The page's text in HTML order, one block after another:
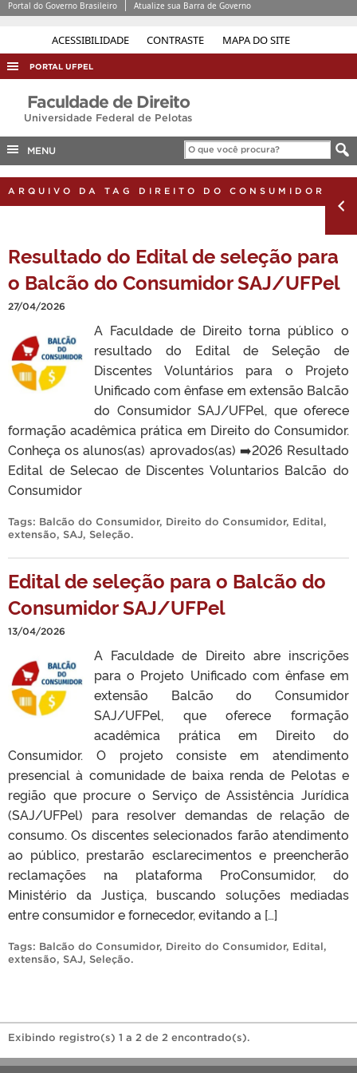
ACESSIBILIDADE CONTRASTE MAPA DO SITE
Portal do Governo Brasileiro Atualize sua Barra de Governo
PORTAL UFPEL
ACESSO À INFORMAÇÃO
AUDITORIA
COBALTO
OUVIDORIA
PORTARIAS
TELEFONES
Faculdade de Direito
Universidade Federal de Pelotas
MENU
ARQUIVO DA TAG DIREITO DO CONSUMIDOR
Resultado do Edital de seleção para
o Balcão do Consumidor SAJ/UFPel
27/04/2026
A Faculdade de Direito torna público o
resultado do Edital de Seleção de
Discentes Voluntários para o Projeto
Unificado com ênfase em extensão Balcão
do Consumidor SAJ/UFPel, que oferece
formação acadêmica prática em Direito do Consumidor.
Conheça os alunos(as) aprovados(as) ➡️2026 Resultado
Edital de Selecao de Discentes Voluntarios Balcão do
Consumidor
Tags: Balcão do Consumidor, Direito do Consumidor, Edital,
extensão, SAJ, Seleção.
Edital de seleção para o Balcão do
Consumidor SAJ/UFPel
13/04/2026
A Faculdade de Direito abre inscrições
para o Projeto Unificado com ênfase em
extensão Balcão do Consumidor
SAJ/UFPel, que oferece formação
acadêmica prática em Direito do
Consumidor. O projeto consiste em atendimento
presencial à comunidade de baixa renda de Pelotas e
região que procure o Serviço de Assistência Jurídica
(SAJ/UFPel) para resolver demandas de relação de
consumo. Os discentes selecionados farão atendimento
ao público, prestarão esclarecimentos e preencherão
reclamações na plataforma ProConsumidor, do
Ministério da Justiça, buscando soluções mediadas
entre consumidor e fornecedor, evitando a […]
Tags: Balcão do Consumidor, Direito do Consumidor, Edital,
extensão, SAJ, Seleção.
Exibindo registro(s) 1 a 2 de 2 encontrado(s).